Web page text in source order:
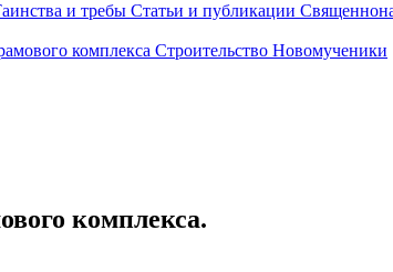
и требы Статьи и публикации
комплекса Строительство Новомученики
комплекса.